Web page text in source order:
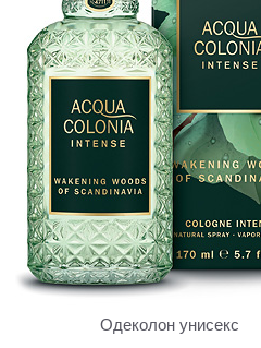
Одеколон унисекс